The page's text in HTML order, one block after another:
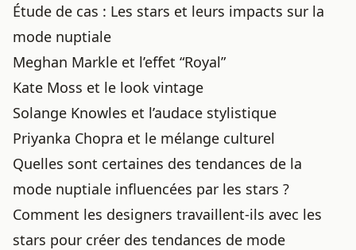
Étude de cas : Les stars et leurs impacts sur la
mode nuptiale
Meghan Markle et l’effet “Royal”
Kate Moss et le look vintage
Solange Knowles et l’audace stylistique
Priyanka Chopra et le mélange culturel
Quelles sont certaines des tendances de la
mode nuptiale influencées par les stars ?
Comment les designers travaillent-ils avec les
stars pour créer des tendances de mode